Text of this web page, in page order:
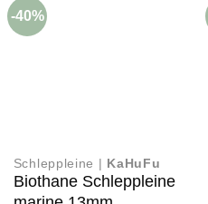
-40%
Schleppleine | KaHuFu
Biothane Schleppleine